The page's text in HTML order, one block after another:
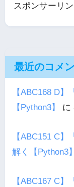
スポンサーリン
最近のコメ
【ABC168 D】
【Python3】
に
【ABC151 C
解く【Python3】
【ABC167 C】